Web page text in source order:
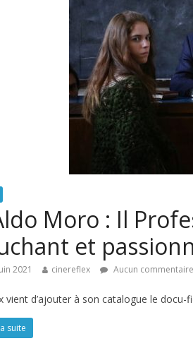
Moro : Il
et
2021 cinereflex Aucun commentaire
vient d’ajouter à son catalogue le
suite